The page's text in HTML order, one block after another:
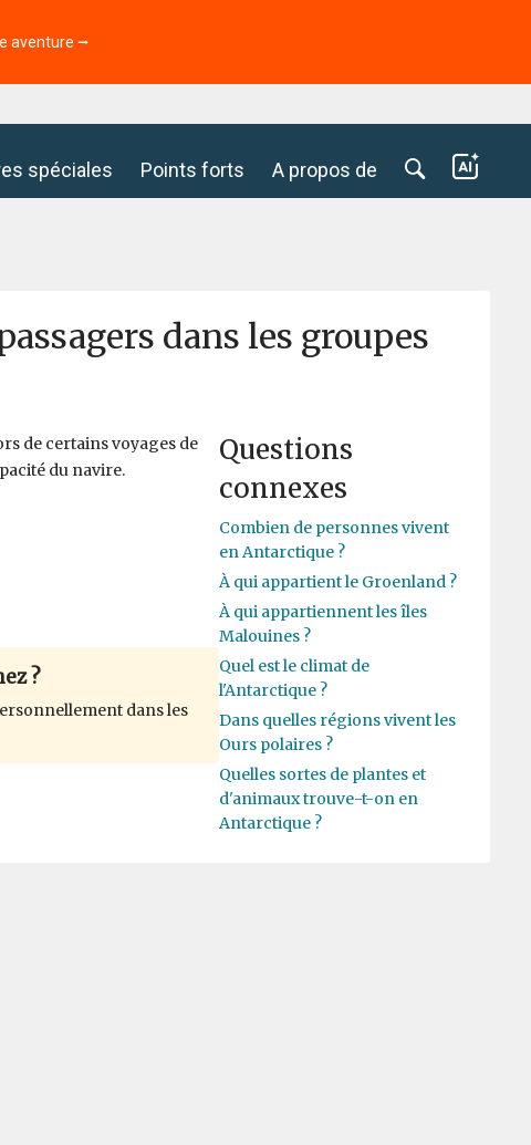
aventure ⭢
spéciales Points forts A propos de
dans les groupes
de certains voyages de
du navire.
?
dans les
Questions
connexes
Combien de personnes vivent
en Antarctique ?
À qui appartient le Groenland ?
À qui appartiennent les îles
Malouines ?
Quel est le climat de
l'Antarctique ?
Dans quelles régions vivent les
Ours polaires ?
Quelles sortes de plantes et
d'animaux trouve-t-on en
Antarctique ?